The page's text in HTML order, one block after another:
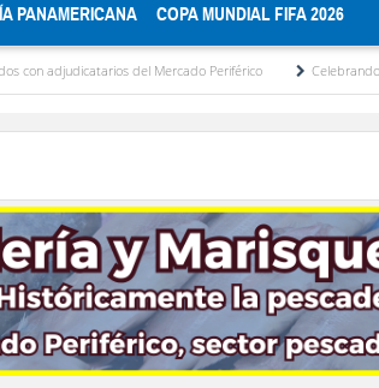
PANAMERICANA COPA MUNDIAL FIFA 2026
del Mercado Periférico Celebrando la